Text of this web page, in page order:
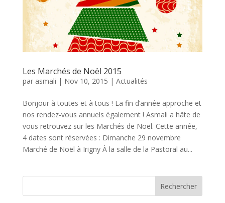
Les Marchés de Noël 2015
par asmali | Nov 10, 2015 | Actualités
Bonjour à toutes et à tous ! La fin d’année approche et
nos rendez-vous annuels également ! Asmali a hâte de
vous retrouvez sur les Marchés de Noël. Cette année,
4 dates sont réservées : Dimanche 29 novembre
Marché de Noël à Irigny À la salle de la Pastoral au...